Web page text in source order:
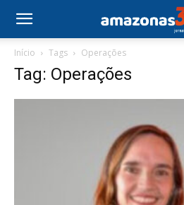
Início Tags Operações
Tag: Operações